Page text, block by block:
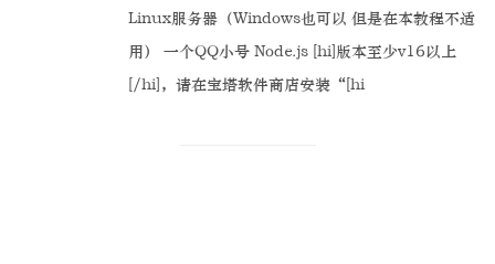
Linux服务器（Windows也可以 但是在本教程不适
用） 一个QQ小号 Node.js [hi]版本至少v16以上
[/hi]，请在宝塔软件商店安装“[hi